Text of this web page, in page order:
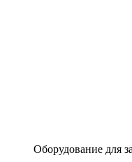
Оборудование для